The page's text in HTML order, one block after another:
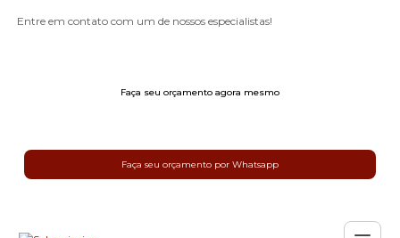
Entre em contato com um de nossos especialistas!
Faça seu orçamento agora mesmo
Faça seu orçamento por Whatsapp